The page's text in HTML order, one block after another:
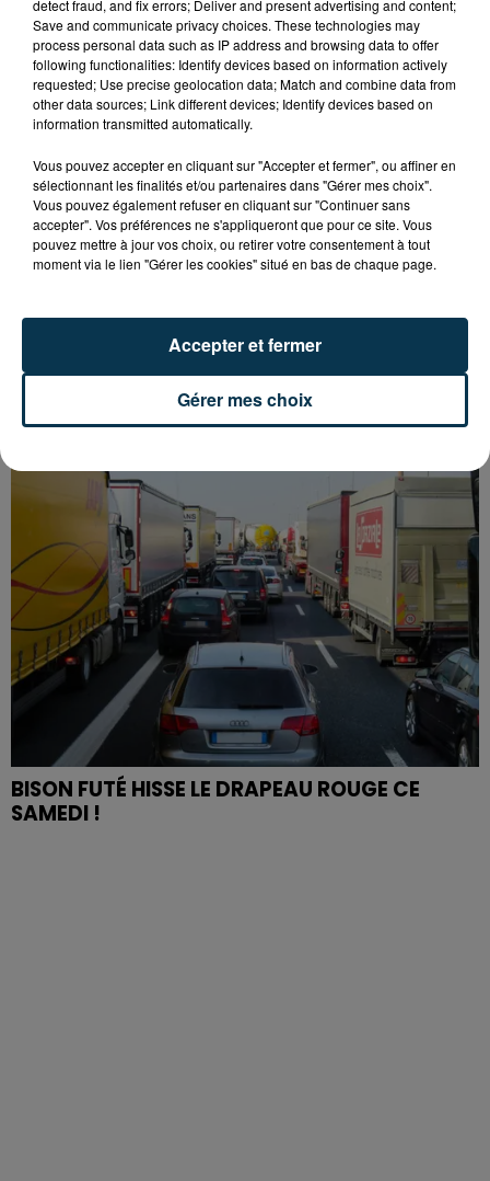
L’ASSE RÉDUIT FACE À SOCHAUX, UNE
PREMIÈRE VICTOIRE POUR NOS VERTS ?
BISON FUTÉ HISSE LE DRAPEAU ROUGE CE
SAMEDI !
detect fraud, and fix errors; Deliver and present advertising and content;
Save and communicate privacy choices. These technologies may
process personal data such as IP address and browsing data to offer
following functionalities: Identify devices based on information actively
requested; Use precise geolocation data; Match and combine data from
other data sources; Link different devices; Identify devices based on
information transmitted automatically.
Vous pouvez accepter en cliquant sur "Accepter et fermer", ou affiner en
sélectionnant les finalités et/ou partenaires dans "Gérer mes choix".
Vous pouvez également refuser en cliquant sur "Continuer sans
accepter". Vos préférences ne s'appliqueront que pour ce site. Vous
pouvez mettre à jour vos choix, ou retirer votre consentement à tout
moment via le lien "Gérer les cookies" situé en bas de chaque page.
Gérer mes choix
Accepter et fermer